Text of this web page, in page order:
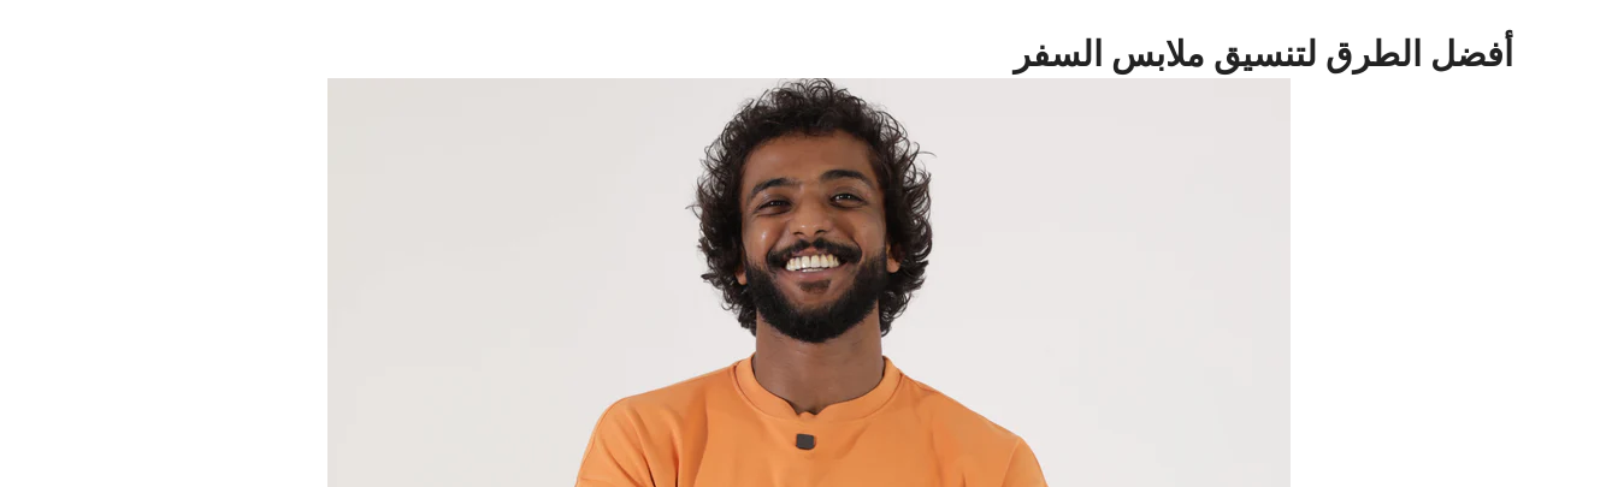
أفضل الطرق لتنسيق ملابس السفر